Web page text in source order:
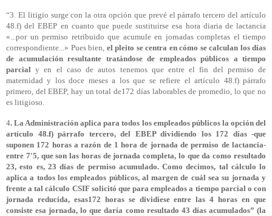
“3. El litigio surge con la otra opción que prevé el párrafo tercero del artículo
48.f) del EBEP en cuanto que puede sustituirse esa hora diaria de lactancia
«...por un permiso retribuido que acumule en jornadas completas el tiempo
correspondiente...» Pues bien, el pleito se centra en cómo se calculan los días
de acumulación resultante tratándose de empleados públicos a tiempo
parcial y en el caso de autos tenemos que entre el fin del permiso de
maternidad y los doce meses a los que se refiere el artículo 48.f) párrafo
primero, del EBEP, hay un total de172 días laborables de promedio, lo que no
es litigioso.
4. La Administración aplica para todos los empleados públicos la opción del
artículo 48.f) párrafo tercero, del EBEP dividiendo los 172 días -que
suponen 172 horas a razón de 1 hora de jornada de permiso de lactancia-
entre 7'5, que son las horas de jornada completa, lo que da como resultado
23, esto es, 23 días de permiso acumulado. Como decimos, tal cálculo lo
aplica a todos los empleados públicos, al margen de cuál sea su jornada y
frente a tal cálculo CSIF solicitó que para empleados a tiempo parcial o con
jornada reducida, esas172 horas se dividiese entre las 4 horas en que
consiste esa jornada, lo que daría como resultado 43 días acumulados” (la